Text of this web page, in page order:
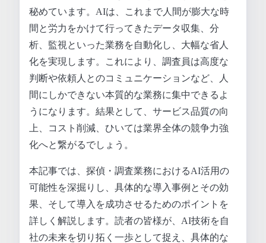
秘めています。AIは、これまで人間が膨大な時
間と労力をかけて行ってきたデータ収集、分
析、監視といった業務を自動化し、大幅な省人
化を実現します。これにより、調査員は高度な
判断や依頼人とのコミュニケーションなど、人
間にしかできない本質的な業務に集中できるよ
うになります。結果として、サービス品質の向
上、コスト削減、ひいては業界全体の競争力強
化へと繋がるでしょう。
本記事では、探偵・調査業務におけるAI活用の
可能性を深掘りし、具体的な導入事例とその効
果、そして導入を成功させるためのポイントを
詳しく解説します。読者の皆様が、AI技術を自
社の未来を切り拓く一歩として捉え、具体的な